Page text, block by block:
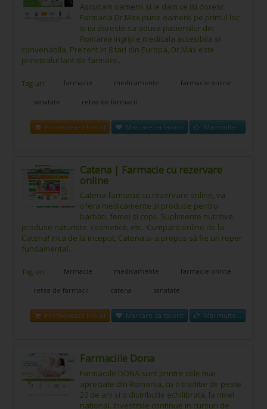
Ascultam oamenii si le dam ce isi doresc.
Farmacia Dr.Max pune oamenii pe primul loc
si isi doreste sa aduca pacientilor din
Romania ingrijire medicala accesibila si
convenabila. Prezent in 8 tari din Europa, Dr.Max este
principalul lant de farmacii...
Tag-uri: farmacie medicamente farmacie online
sanatate retea de farmacii
Promovează link-ul Marcare ca favorit Mai multe...
Catena | Farmacie cu rezervare
online
Catena farmacie cu rezervare online, va
ofera medicamente si produse pentru
barbati, femei si copii. Suplimente nutritive,
produse naturiste, cosmetice, etc.. Cumpara online de la
Catena! Inca de la inceput, Catena si-a propus să fie un reper
fundamental...
Tag-uri: farmacie medicamente farmacie online
retea de farmacii catena sanatate
Promovează link-ul Marcare ca favorit Mai multe...
Farmaciile Dona
Farmaciile DONA sunt printre cele mai
apreciate din Romania, cu o traditie de peste
20 de ani si o distributie echilibrata, la nivel
national. Investitiile continue in cursuri de